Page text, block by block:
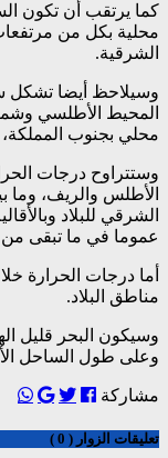
كما يرتقب أن تكون
محلية بكل من
الشرقية.
وسيلاحظ أيضا
المحيط الأطلسي
محلي بجنوب
عموما في ما تبقى من
أما درجات الحرارة
مناطق البلاد.
وسيكون البحر قليل
وعلى طول الساحل
مشاركة
تعليقات الزوار ( 0 )